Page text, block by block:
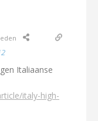
Italiaanse
italy-high-